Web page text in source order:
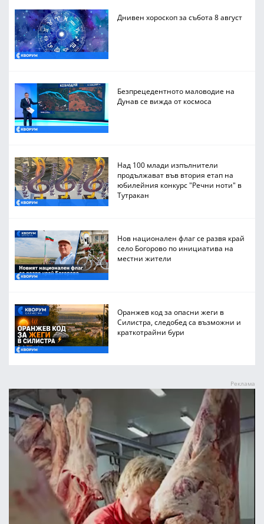
Днивен хороскоп за събота 8 август
Безпрецедентното маловодие на
Дунав се вижда от космоса
Над 100 млади изпълнители
продължават във втория етап на
юбилейния конкурс "Речни ноти" в
Тутракан
Нов национален флаг се развя край
село Богорово по инициатива на
местни жители
Оранжев код за опасни жеги в
Силистра, следобед са възможни и
краткотрайни бури